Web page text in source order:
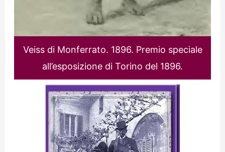
Veiss di Monferrato. 1896. Premio speciale
all’esposizione di Torino del 1896.